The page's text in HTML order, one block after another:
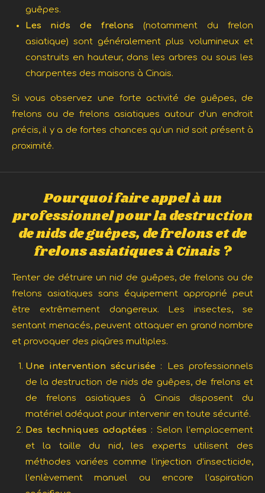
guêpes.
Les nids de frelons (notamment du frelon
asiatique) sont généralement plus volumineux et
construits en hauteur, dans les arbres ou sous les
charpentes des maisons à Cinais.
Si vous observez une forte activité de guêpes, de
frelons ou de frelons asiatiques autour d’un endroit
précis, il y a de fortes chances qu’un nid soit présent à
proximité.
Pourquoi faire appel à un
professionnel pour la destruction
de nids de guêpes, de frelons et de
frelons asiatiques à Cinais ?
Tenter de détruire un nid de guêpes, de frelons ou de
frelons asiatiques sans équipement approprié peut
être extrêmement dangereux. Les insectes, se
sentant menacés, peuvent attaquer en grand nombre
et provoquer des piqûres multiples.
Une intervention sécurisée : Les professionnels
de la destruction de nids de guêpes, de frelons et
de frelons asiatiques à Cinais disposent du
matériel adéquat pour intervenir en toute sécurité.
Des techniques adaptées : Selon l’emplacement
et la taille du nid, les experts utilisent des
méthodes variées comme l’injection d’insecticide,
l’enlèvement manuel ou encore l’aspiration